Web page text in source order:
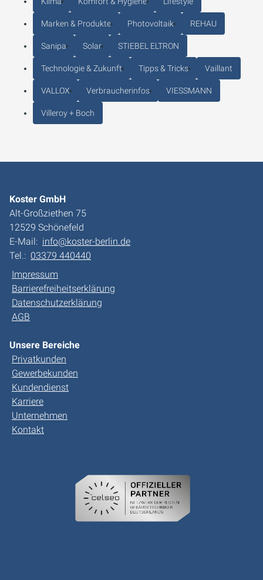
Marken & Produkte Photovoltaik REHAU
Sanipa Solar STIEBEL ELTRON
Technologie & Zukunft Tipps & Tricks Vaillant
VALLOX Verbraucherinfos VIESSMANN
Villeroy + Boch
Koster GmbH
Alt-Großziethen 75
12529 Schönefeld
E-Mail: info@koster-berlin.de
Tel.: 03379 440440
Impressum
Barrierefreiheitserklärung
Datenschutzerklärung
AGB
Unsere Bereiche
Privatkunden
Gewerbekunden
Kundendienst
Karriere
Unternehmen
Kontakt